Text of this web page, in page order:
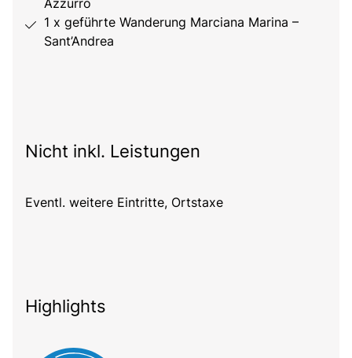
Azzurro
1 x geführte Wanderung Marciana Marina –
Sant’Andrea
Nicht inkl. Leistungen
Eventl. weitere Eintritte, Ortstaxe
Highlights